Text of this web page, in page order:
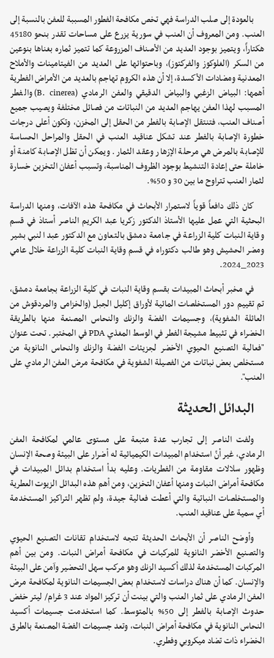
بالعودة إلى صلب الدراسة فهي تخص مكافحة الفطور المسببة للعفن بالنسبة إلى
العنب. ومن المعروف أن العنب في سورية يزرع على مساحات تقدر بنحو 45180
هكتاراً، ويتميز بوجود العديد من الأصناف المزروعة كما تتميز ثماره بغناها بنوعين
من السكر (الغلوكوز والفركتوز)، وباحتوائها على العديد من الفيتامينات والأملاح
المعدنية ومضادات الأكسدة، إلا أن هذه الكروم تهاجم بالعديد من الأمراض الفطرية
أهمها: البياض الزغبي والبياض الدقيقي والعفن الرمادي (B. cinerea) والفطر
المسبب لهذا العفن يهاجم العديد من النباتات من فصائل مختلفة ويصيب جميع
أصناف العنب، فتنتقل الإصابة بالفطر من الحقل إلى المخزن، وتكون أعلى درجات
خطورة الإصابة بالفطر عند تشكل عناقيد العنب في الحقل والمراحل الحساسة
للإصابة بالمرض هي مرحلة الإزهار وعقد الثمار. ويمكن أن تظل الإصابة كامنة أو
خاملة حتى إعادة التنشيط بوجود الظروف المناسبة، وتسبب أعفان التخزين خسارة
لثمار العنب تتراوح ما بين 30 و 50%.
كان ذلك دافعاً قوياً لاستمرار الأبحاث في مكافحة هذه الآفات، ومنها الدراسة
البحثية التي عمل عليها الأستاذ الدكتور زكريا عبد الكريم الناصر أستاذ في قسم
وقاية النبات كلية الزراعة في جامعة دمشق بالتعاون مع الدكتور عبد النبي بشير
ومضر الحشيش وهو طالب دكتوراه في قسم وقاية النبات كلية الزراعة خلال عامي
2023_2024.
في مخبر أبحاث المبيدات بقسم وقاية النبات في كلية الزراعة بجامعة دمشق،
تم تقييم دور المستخلصات المائية لأوراق إكليل الجبل (والخزامى والمردقوش من
العائلة الشفوية)، وجسيمات الفضة والزنك والنحاس المصنعة منها بالطريقة
الخضراء في تثبيط مشيجة الفطر في الوسط المغذي PDA في المختبر. تحت عنوان
"فعالية التصنيع الحيوي الأخضر لجزيئات الفضة والزنك والنحاس النانوية من
مستخلص بعض نباتات من الفصيلة الشفوية في مكافحة مرض العفن الرمادي على
العنب".
البدائل الحديثة
ولفت الناصر إلى تجارب عدة متبعة على مستوى عالمي لمكافحة العفن
الرمادي، غير أنّ استخدام المبيدات الكيميائية له أضرار على البيئة وصحة الإنسان
وظهور سلالات مقاومة من الفطريات. وعليه بدأ استخدام بدائل المبيدات في
مكافحة أمراض النبات ومنها أعفان التخزين، ومن أهم هذه البدائل الزيوت العطرية
والمستخلصات النباتية والتي أعطت فعالية جيدة، ولم تظهر التراكيز المستخدمة
أي سمية على عناقيد العنب.
وأوضح الناصر أن الأبحاث الحديثة تتجه لاستخدام تقانات التصنيع الحيوي
والتصنيع الأخضر النانوية للمركبات في مكافحة أمراض النبات. ومن بين أهم
المركبات المستخدمة لذلك أكسيد الزنك وهو مركب سهل التحضير وآمن على البيئة
والإنسان. كما أن هناك دراسات لاستخدام بعض الجسيمات النانوية لمكافحة مرض
العفن الرمادي على ثمار العنب والتي بينت أن تركيز المواد عند 3 غرام/ ليتر خفض
حدوث الإصابة بالفطر إلى 50% بالمتوسط. كما استخدمت جسيمات أكسيد
النحاس النانوية في مكافحة أمراض النبات، وتعد جسيمات الفضة المصنعة بالطرق
الخضراء ذات تضاد ميكروبي وفطري.